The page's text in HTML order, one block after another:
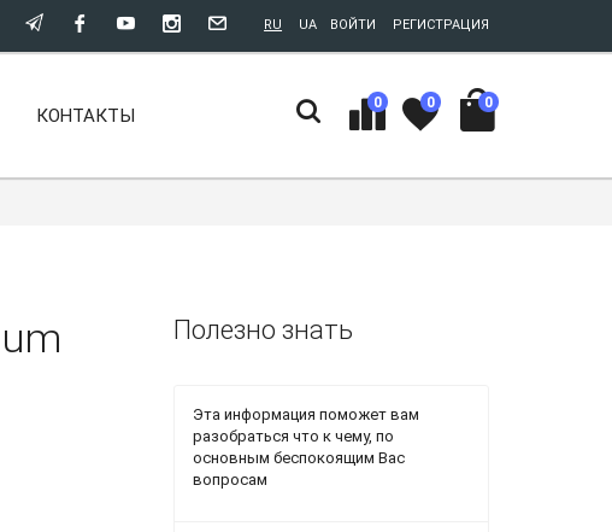
ВОЙТИ РЕГИСТРАЦИЯ
RU UA
0 0 0
КОНТАКТЫ
Полезно знать
Эта информация поможет вам
разобраться что к чему, по
основным беспокоящим Вас
вопросам